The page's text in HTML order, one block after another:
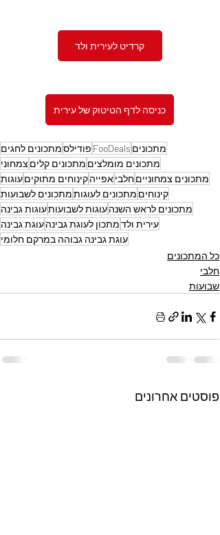
קרדיט לעירית ולד
כניסה לדף הטיטוק של עירית
מתכונים FooDeals פודילסמתכונים לחגים
מתכונים מומלצים מתכונים קלים צמחוני
מתכונים צמחונייםחלביאפייהקינוחים מתוקיםעוגות
קינוחים מתכונים לעוגותמתכונים לשבועות
מתכונים לראש השנהעוגות לשבועותעוגות גבינה
עירית ולדמתכון לעוגת גבינהעוגת גבינה
עוגת גבינה גבוהה במרקם חלומי
כל המתכונים
חלבי
שבועות
פוסטים אחרונים